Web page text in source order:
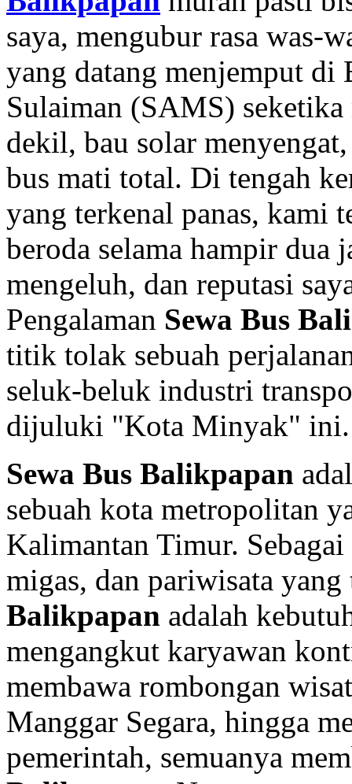
saya, mengubur rasa was-
yang datang menjemput di
Sulaiman (SAMS)
dekil, bau solar
bus mati total. Di tengah
yang terkenal panas, kami
beroda selama hampir dua
mengeluh, dan reputasi
Pengalaman Sewa Bus
titik tolak sebuah
seluk-beluk industri
dijuluki "Kota Minyak" ini.
Sewa Bus Balikpapan
sebuah kota metropolitan
Kalimantan Timur.
migas, dan pariwisata
Balikpapan adalah
mengangkut karyawan
membawa rombongan
Manggar Segara, hingga
pemerintah, semuanya